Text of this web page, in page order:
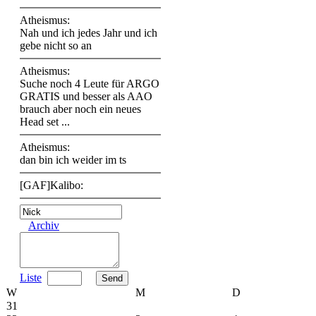
Atheismus:
Nah und ich jedes Jahr und ich
gebe nicht so an
Atheismus:
Suche noch 4 Leute für ARGO
GRATIS und besser als AAO
brauch aber noch ein neues
Head set ...
Atheismus:
dan bin ich weider im ts
[GAF]Kalibo:
Archiv
Liste
W
M D
31